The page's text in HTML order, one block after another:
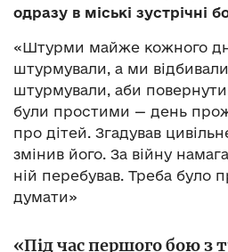
одразу в міські зустрічні
«Штурми майже кожного
штурмували, а ми
штурмували, аби повернути
були простими — день
про дітей. Згадував
змінив його. За війну
ній перебував. Треба було
думати»
«Під час першого бою з